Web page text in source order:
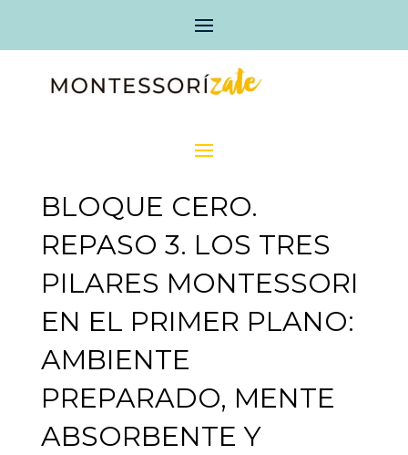
BLOQUE CERO.
REPASO 3. LOS TRES
PILARES MONTESSORI
EN EL PRIMER PLANO:
AMBIENTE
PREPARADO, MENTE
ABSORBENTE Y